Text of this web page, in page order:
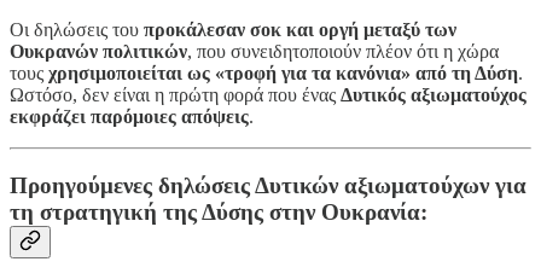
Οι δηλώσεις του προκάλεσαν σοκ και οργή μεταξύ των
Ουκρανών πολιτικών, που συνειδητοποιούν πλέον ότι η χώρα
τους χρησιμοποιείται ως «τροφή για τα κανόνια» από τη Δύση.
Ωστόσο, δεν είναι η πρώτη φορά που ένας Δυτικός αξιωματούχος
εκφράζει παρόμοιες απόψεις.
Προηγούμενες δηλώσεις Δυτικών αξιωματούχων για
τη στρατηγική της Δύσης στην Ουκρανία: